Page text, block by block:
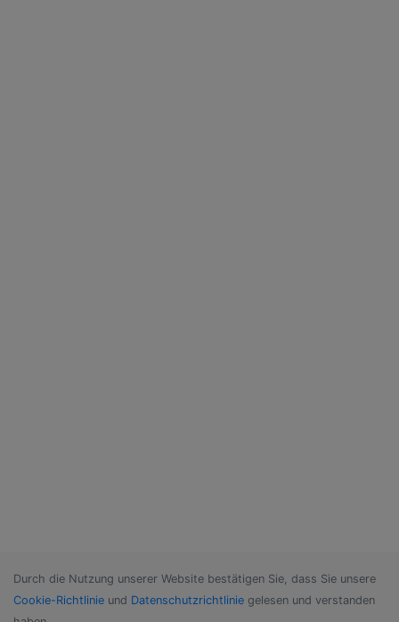
Durch die Nutzung unserer Website bestätigen Sie, dass Sie unsere
Cookie-Richtlinie und Datenschutzrichtlinie gelesen und verstanden